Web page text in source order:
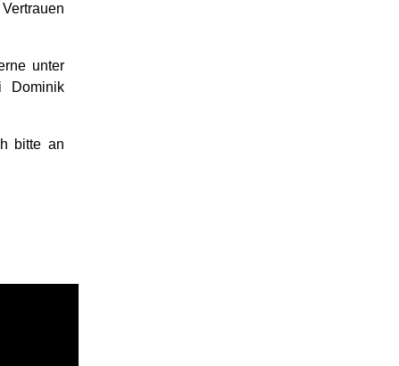
unter
Dominik
bitte an